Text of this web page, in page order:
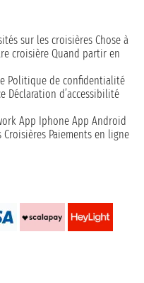
sur les croisières Chose à
croisière Quand partir en
Politique de confidentialité
Déclaration d’accessibilité
App Iphone App Android
Croisières Paiements en ligne